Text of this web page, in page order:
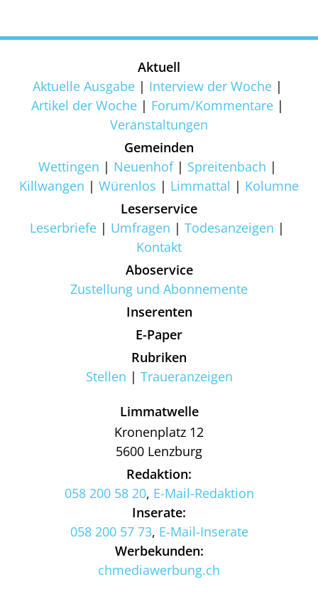
Aktuell
Aktuelle Ausgabe
Interview der Woche
Artikel der Woche
Forum/Kommentare
Veranstaltungen
Gemeinden
Wettingen
Neuenhof
Spreitenbach
Killwangen
Würenlos Limmattal
Kolumne
Leserservice
Leserbriefe
Umfragen
Todesanzeigen
Kontakt
Aboservice
Zustellung und Abonnemente
Inserenten
E-Paper
Rubriken
Stellen
Traueranzeigen
Limmatwelle
Kronenplatz 12
5600 Lenzburg
Redaktion:
058 200 58 20, E-Mail-Redaktion
Inserate:
058 200 57 73, E-Mail-Inserate
Werbekunden:
chmediawerbung.ch